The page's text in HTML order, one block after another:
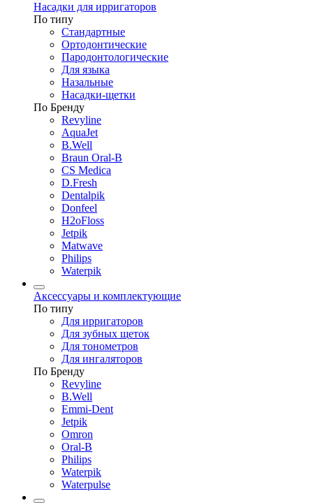
Насадки для ирригаторов
По типу
Стандартные
Ортодонтические
Пародонтологические
Для языка
Назальные
Насадки-щетки
По Бренду
Revyline
AquaJet
B.Well
Braun Oral-B
CS Medica
D.Fresh
Dentalpik
Donfeel
H2oFloss
Jetpik
Matwave
Philips
Waterpik
Аксессуары и комплектующие
По типу
Для ирригаторов
Для зубных щеток
Для тонометров
Для ингаляторов
По Бренду
Revyline
B.Well
Emmi-Dent
Jetpik
Omron
Oral-B
Philips
Waterpik
Waterpulse